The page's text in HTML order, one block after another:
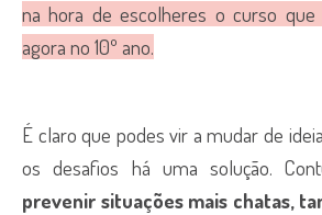
na hora de escolheres o curso
agora no 10º ano.
É claro que podes vir a mudar de
os desafios há uma solução.
prevenir situações mais chatas,